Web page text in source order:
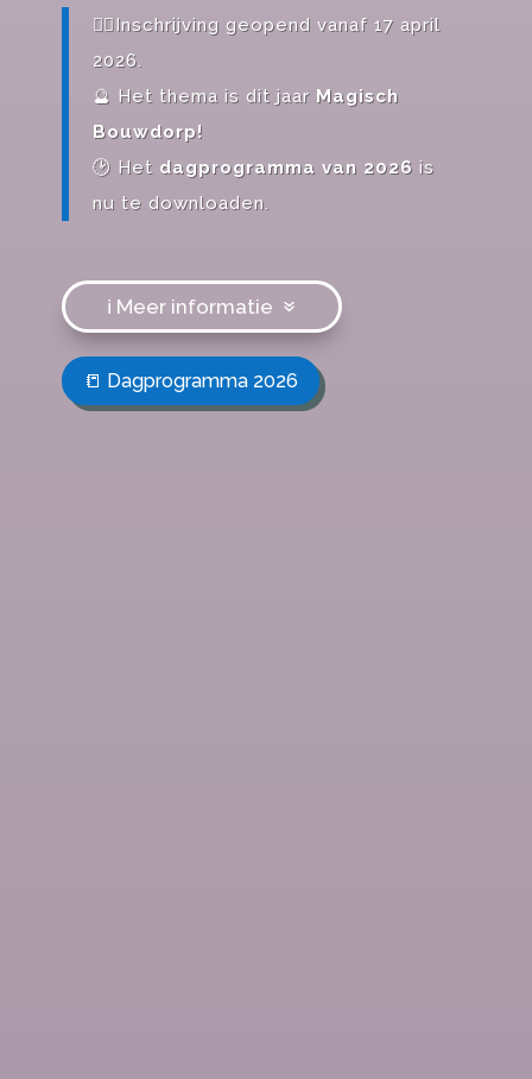
✍🏽Inschrijving geopend vanaf 17 april
2026.
🔮 Het thema is dit jaar Magisch
Bouwdorp!
🕑 Het dagprogramma van 2026 is
nu te downloaden.
ℹ️ Meer informatie
📒 Dagprogramma 2026